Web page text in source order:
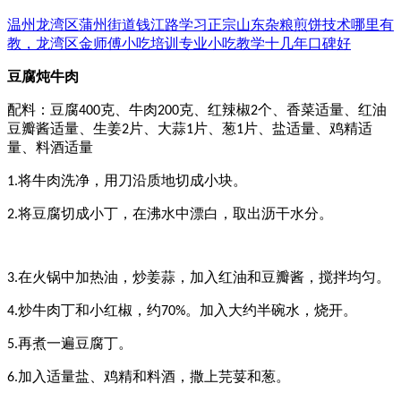
温州龙湾区蒲州街道钱江路学习正宗山东杂粮煎饼技术哪里有
教，龙湾区金师傅小吃培训专业小吃教学十几年口碑好
豆腐炖牛肉
配料：豆腐400克、牛肉200克、红辣椒2个、香菜适量、红油
豆瓣酱适量、生姜2片、大蒜1片、葱1片、盐适量、鸡精适
量、料酒适量
1.将牛肉洗净，用刀沿质地切成小块。
2.将豆腐切成小丁，在沸水中漂白，取出沥干水分。
3.在火锅中加热油，炒姜蒜，加入红油和豆瓣酱，搅拌均匀。
4.炒牛肉丁和小红椒，约70%。加入大约半碗水，烧开。
5.再煮一遍豆腐丁。
6.加入适量盐、鸡精和料酒，撒上芫荽和葱。